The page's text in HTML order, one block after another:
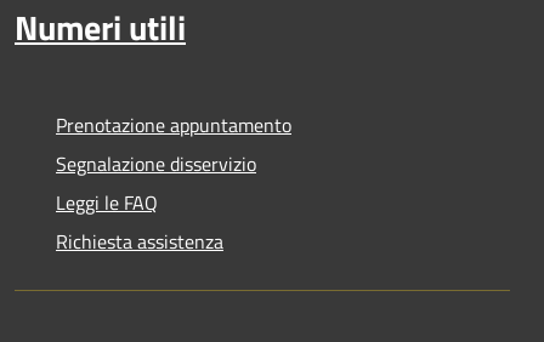
Numeri utili
Prenotazione appuntamento
Segnalazione disservizio
Leggi le FAQ
Richiesta assistenza